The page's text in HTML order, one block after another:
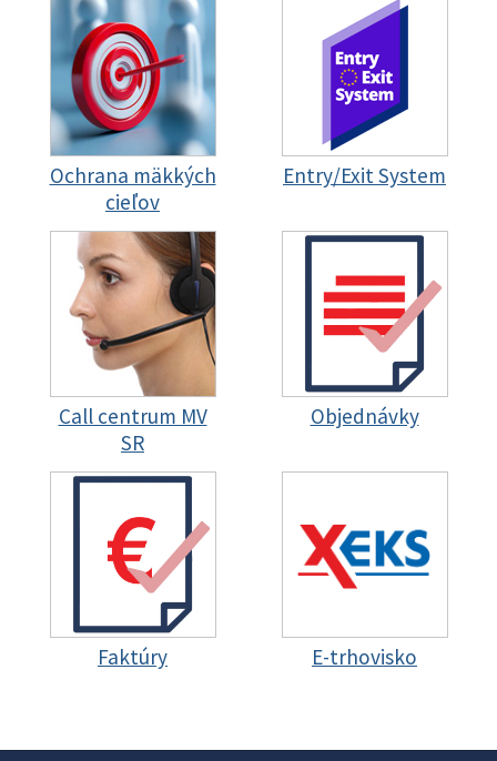
Ochrana mäkkých
cieľov
Entry/Exit System
Call centrum MV
SR
Objednávky
Faktúry E-trhovisko